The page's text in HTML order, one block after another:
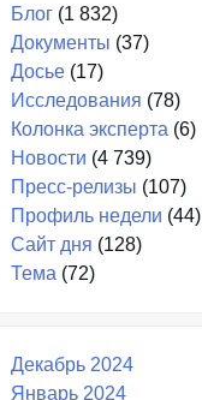
Блог (1 832)
Документы (37)
Досье (17)
Исследования (78)
Колонка эксперта (6)
Новости (4 739)
Пресс-релизы (107)
Профиль недели (44)
Сайт дня (128)
Тема (72)
Декабрь 2024
Январь 2024